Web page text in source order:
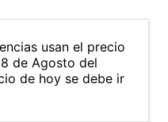
usan el precio
de Agosto del
de hoy se debe ir